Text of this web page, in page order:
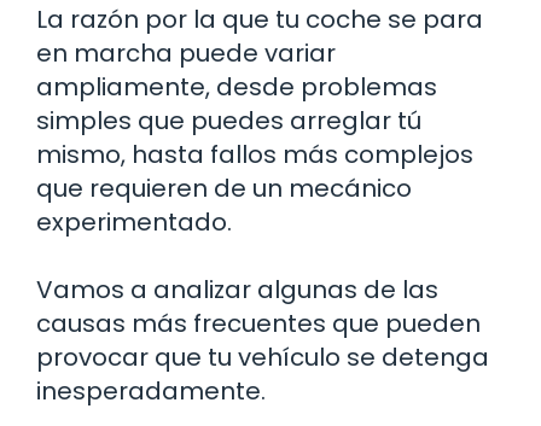
La razón por la que tu coche se para
en marcha puede variar
ampliamente, desde problemas
simples que puedes arreglar tú
mismo, hasta fallos más complejos
que requieren de un mecánico
experimentado.
Vamos a analizar algunas de las
causas más frecuentes que pueden
provocar que tu vehículo se detenga
inesperadamente.